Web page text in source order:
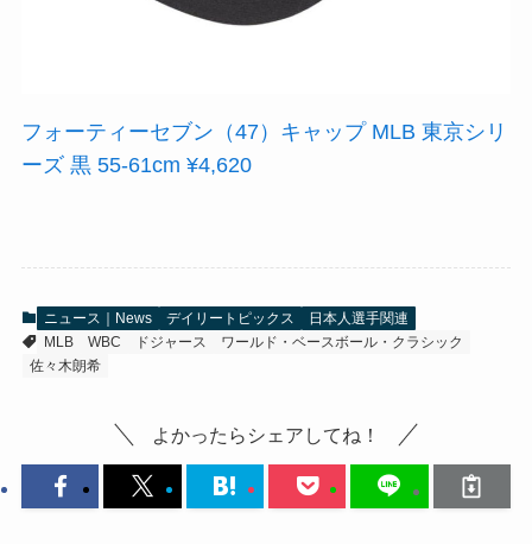
フォーティーセブン（47）キャップ MLB 東京シリ
ーズ 黒 55-61cm ¥4,620
ニュース｜News デイリートピックス
日本人選手関連
MLB
WBC ドジャース
ワールド・ベースボール・クラシック
佐々木朗希
よかったらシェアしてね！